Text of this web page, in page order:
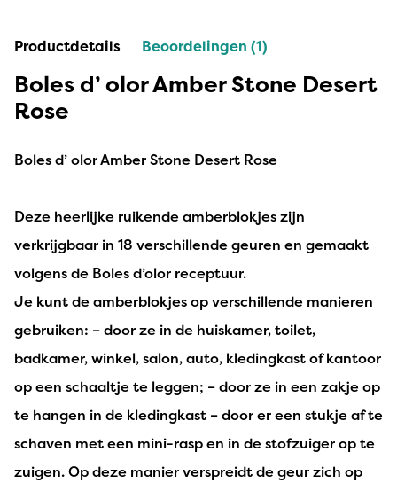
Productdetails Beoordelingen (1)
Boles d’ olor Amber Stone Desert
Rose
Boles d’ olor Amber Stone Desert Rose
Deze heerlijke ruikende amberblokjes zijn
verkrijgbaar in 18 verschillende geuren en gemaakt
volgens de Boles d’olor receptuur.
Je kunt de amberblokjes op verschillende manieren
gebruiken: – door ze in de huiskamer, toilet,
badkamer, winkel, salon, auto, kledingkast of kantoor
op een schaaltje te leggen; – door ze in een zakje op
te hangen in de kledingkast – door er een stukje af te
schaven met een mini-rasp en in de stofzuiger op te
zuigen. Op deze manier verspreidt de geur zich op